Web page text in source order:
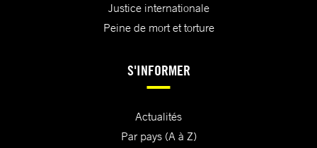
Justice internationale
Peine de mort et torture
S'INFORMER
Actualités
Par pays (A à Z)